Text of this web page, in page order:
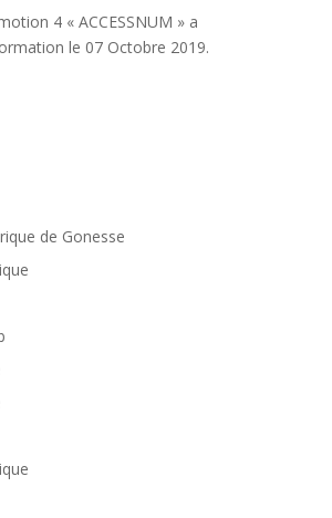
4 « ACCESSNUM » a
le 07 Octobre 2019.
de Gonesse